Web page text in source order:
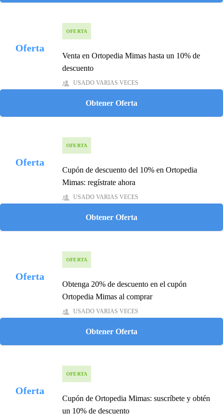
Oferta
OFERTA
Venta en Ortopedia Mimas hasta un 10% de
descuento
USADO VARIAS VECES
Obtener Oferta
Oferta
OFERTA
Cupón de descuento del 10% en Ortopedia
Mimas: regístrate ahora
USADO VARIAS VECES
Obtener Oferta
Oferta
OFERTA
Obtenga 20% de descuento en el cupón
Ortopedia Mimas al comprar
USADO VARIAS VECES
Obtener Oferta
Oferta
OFERTA
Cupón de Ortopedia Mimas: suscríbete y obtén
un 10% de descuento